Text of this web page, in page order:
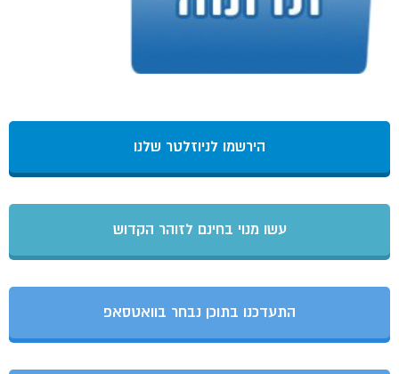
הירשמו לניוזלטר שלנו
עשו מנוי בחינם לזוהר הקדוש
התעדכנו בתוכן נבחר בוואטסאפ